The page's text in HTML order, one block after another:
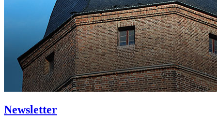
Newsletter